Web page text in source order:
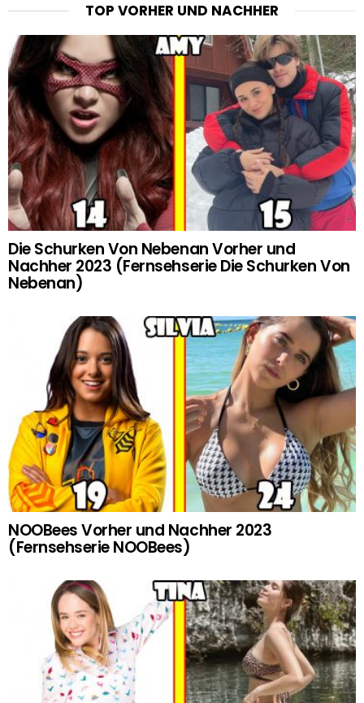
TOP VORHER UND NACHHER
Die Schurken Von Nebenan Vorher und
Nachher 2023 (Fernsehserie Die Schurken Von
Nebenan)
NOOBees Vorher und Nachher 2023
(Fernsehserie NOOBees)